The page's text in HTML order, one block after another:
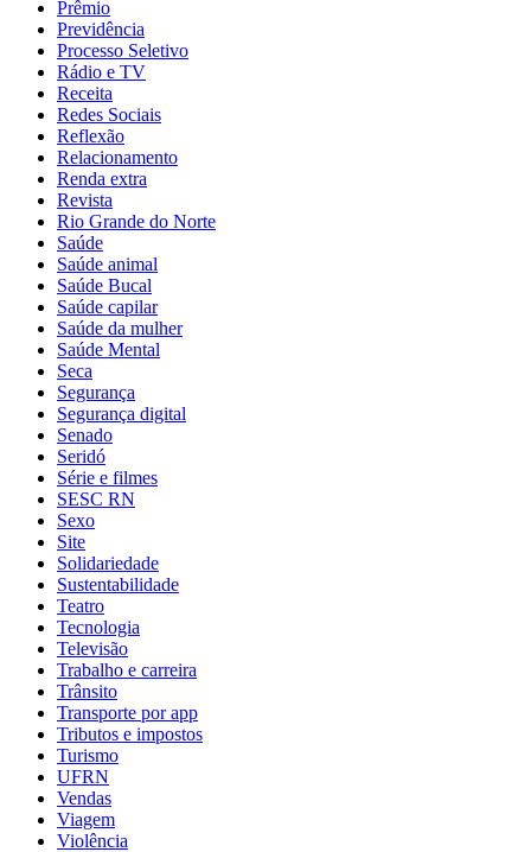
Prêmio
Previdência
Processo Seletivo
Rádio e TV
Receita
Redes Sociais
Reflexão
Relacionamento
Renda extra
Revista
Rio Grande do Norte
Saúde
Saúde animal
Saúde Bucal
Saúde capilar
Saúde da mulher
Saúde Mental
Seca
Segurança
Segurança digital
Senado
Seridó
Série e filmes
SESC RN
Sexo
Site
Solidariedade
Sustentabilidade
Teatro
Tecnologia
Televisão
Trabalho e carreira
Trânsito
Transporte por app
Tributos e impostos
Turismo
UFRN
Vendas
Viagem
Violência